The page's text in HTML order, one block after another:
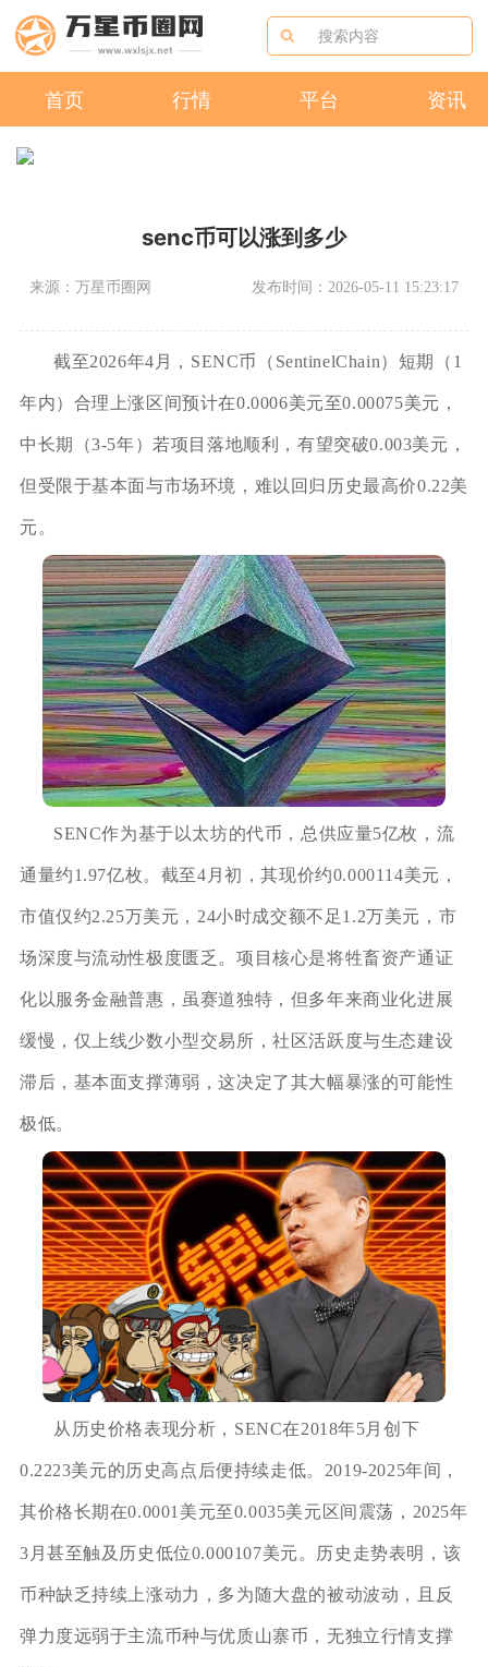
首页 行情 平台 资讯
senc币可以涨到多少
来源：万星币圈网 发布时间：2026-05-11 15:23:17
截至2026年4月，SENC币（SentinelChain）短期（1
年内）合理上涨区间预计在0.0006美元至0.00075美元，
中长期（3-5年）若项目落地顺利，有望突破0.003美元，
但受限于基本面与市场环境，难以回归历史最高价0.22美
元。
SENC作为基于以太坊的代币，总供应量5亿枚，流
通量约1.97亿枚。截至4月初，其现价约0.000114美元，
市值仅约2.25万美元，24小时成交额不足1.2万美元，市
场深度与流动性极度匮乏。项目核心是将牲畜资产通证
化以服务金融普惠，虽赛道独特，但多年来商业化进展
缓慢，仅上线少数小型交易所，社区活跃度与生态建设
滞后，基本面支撑薄弱，这决定了其大幅暴涨的可能性
极低。
从历史价格表现分析，SENC在2018年5月创下
0.2223美元的历史高点后便持续走低。2019-2025年间，
其价格长期在0.0001美元至0.0035美元区间震荡，2025年
3月甚至触及历史低位0.000107美元。历史走势表明，该
币种缺乏持续上涨动力，多为随大盘的被动波动，且反
弹力度远弱于主流币种与优质山寨币，无独立行情支撑